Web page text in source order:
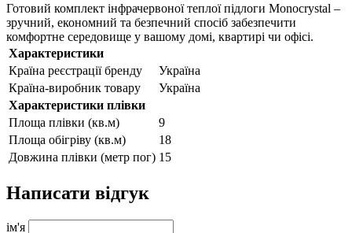
Готовий комплект інфрачервоної теплої підлоги Monocrystal –
зручний, економний та безпечний спосіб забезпечити
комфортне середовище у вашому домі, квартирі чи офісі.
Характеристики
Країна реєстрації бренду
Україна
Країна-виробник товару
Україна
Характеристики плівки
Площа плівки (кв.м)
9
Площа обігріву (кв.м)
18
Довжина плівки (метр пог) 15
Написати відгук
ім'я